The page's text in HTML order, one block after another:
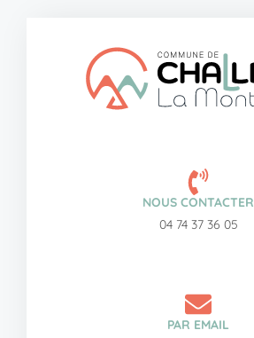
NOUS CONTACTER
04 74 37 36 05
PAR EMAIL